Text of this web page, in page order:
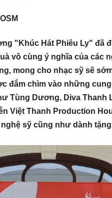
"Khúc Hát Phiêu Ly" đã
vô cùng ý nghĩa của các
mong cho nhạc sỹ sẽ
đắm chìm vào những
Tùng Dương, Diva Thanh
Việt Thanh Production
sỹ cũng như dành